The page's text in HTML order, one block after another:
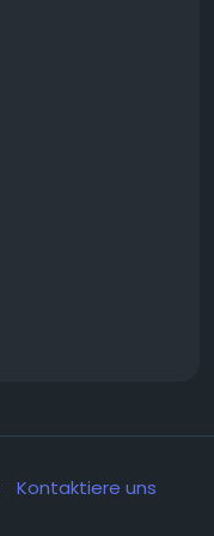
Kontaktiere uns